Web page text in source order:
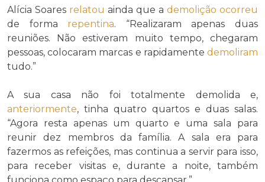
Alícia Soares relatou ainda que a demolição ocorreu
de forma repentina. “Realizaram apenas duas
reuniões. Não estiveram muito tempo, chegaram
pessoas, colocaram marcas e rapidamente demoliram
tudo.”
A sua casa não foi totalmente demolida e,
anteriormente, tinha quatro quartos e duas salas.
“Agora resta apenas um quarto e uma sala para
reunir dez membros da família. A sala era para
fazermos as refeições, mas continua a servir para isso,
para receber visitas e, durante a noite, também